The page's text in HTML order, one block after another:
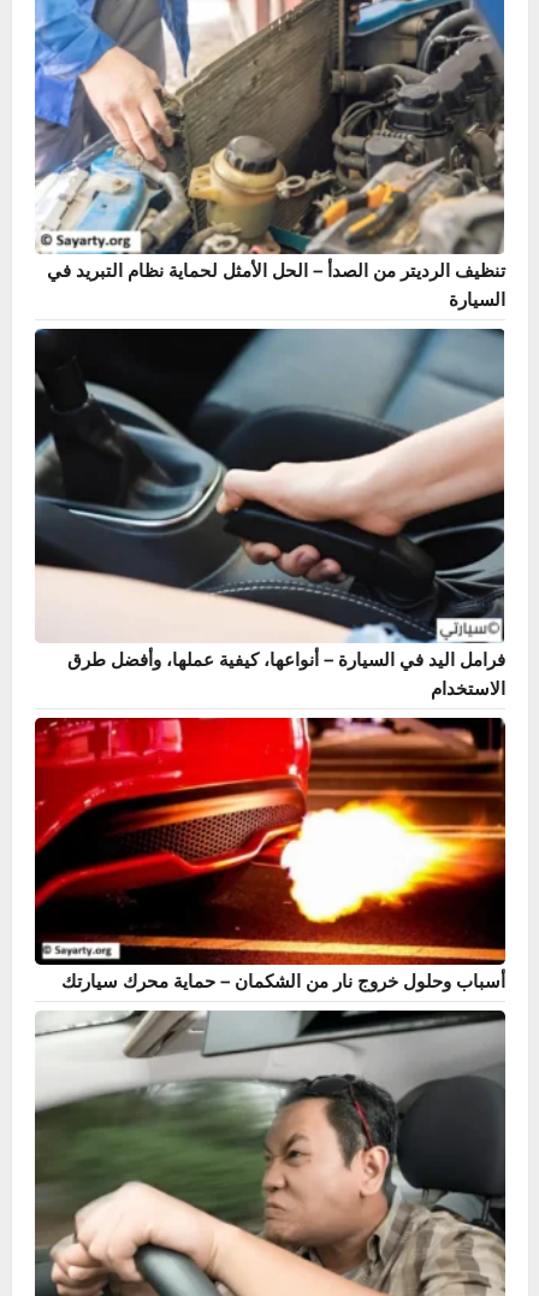
دليل حساس ABS – أشهر 7 أعراض وطريقة الإصلاح بنفسك
تنظيف الرديتر من الصدأ – الحل الأمثل لحماية نظام التبريد في
السيارة
فرامل اليد في السيارة – أنواعها، كيفية عملها، وأفضل طرق
الاستخدام
أسباب وحلول خروج نار من الشكمان – حماية محرك سيارتك